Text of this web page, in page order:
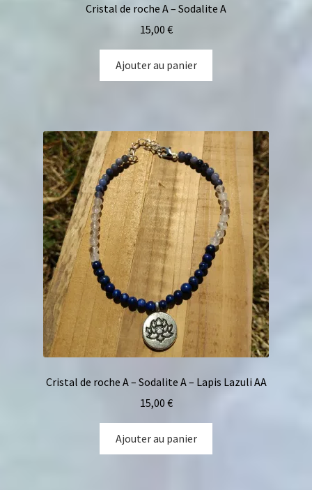
Cristal de roche A – Sodalite A
15,00 €
Ajouter au panier
Cristal de roche A – Sodalite A – Lapis Lazuli AA
15,00 €
Ajouter au panier